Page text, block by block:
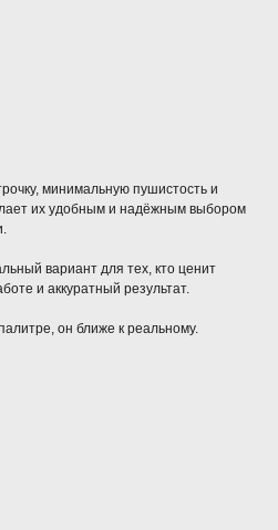
минимальную пушистость и
их удобным и надёжным выбором
вариант для тех, кто ценит
и аккуратный результат.
он ближе к реальному.